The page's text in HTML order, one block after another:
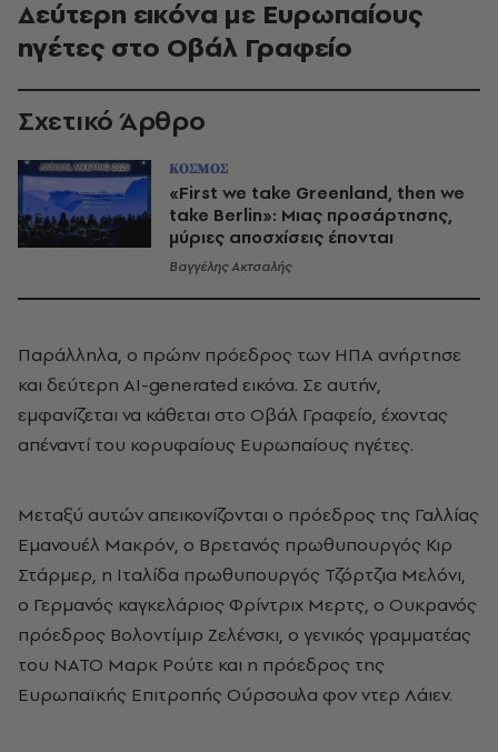
Δεύτερη εικόνα με Ευρωπαίους
ηγέτες στο Οβάλ Γραφείο
Σχετικό Άρθρο
ΚΟΣΜΟΣ
«First we take Greenland, then we
take Berlin»: Μιας προσάρτησης,
μύριες αποσχίσεις έπονται
Βαγγέλης Ακτσαλής
Παράλληλα, ο πρώην πρόεδρος των ΗΠΑ ανήρτησε
και δεύτερη AI-generated εικόνα. Σε αυτήν,
εμφανίζεται να κάθεται στο Οβάλ Γραφείο, έχοντας
απέναντί του κορυφαίους Ευρωπαίους ηγέτες.
Μεταξύ αυτών απεικονίζονται ο πρόεδρος της Γαλλίας
Εμανουέλ Μακρόν, ο Βρετανός πρωθυπουργός Κιρ
Στάρμερ, η Ιταλίδα πρωθυπουργός Τζόρτζια Μελόνι,
ο Γερμανός καγκελάριος Φρίντριχ Μερτς, ο Ουκρανός
πρόεδρος Βολοντίμιρ Ζελένσκι, ο γενικός γραμματέας
του ΝΑΤΟ Μαρκ Ρούτε και η πρόεδρος της
Ευρωπαϊκής Επιτροπής Ούρσουλα φον ντερ Λάιεν.